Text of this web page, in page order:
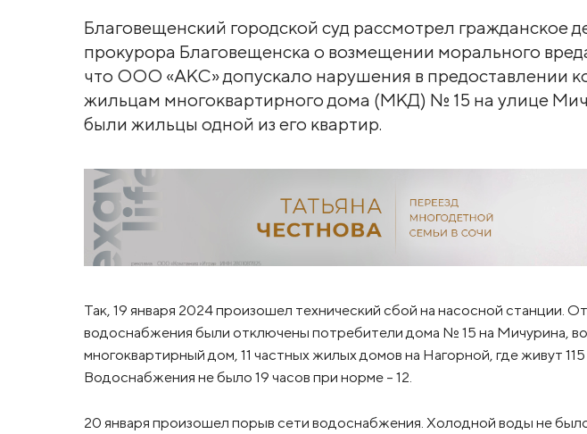
Благовещенский городской суд рассмотрел гражданское
прокурора Благовещенска о возмещении морального
что ООО «АКС» допускало нарушения в предоставлении
жильцам многоквартирного дома (МКД) № 15 на улице
были жильцы одной из его квартир.
Так, 19 января 2024 произошел технический сбой на насосной станции.
водоснабжения были отключены потребители дома № 15 на Мичурина,
многоквартирный дом, 11 частных жилых домов на Нагорной, где живут 115
Водоснабжения не было 19 часов при норме – 12.
20 января произошел порыв сети водоснабжения. Холодной воды не